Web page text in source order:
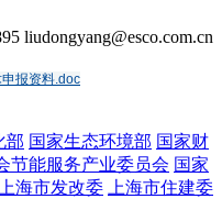
报资料.doc
部 国家生态环境部 国家财
节能服务产业委员会 国家
上海市发改委
上海市住建委